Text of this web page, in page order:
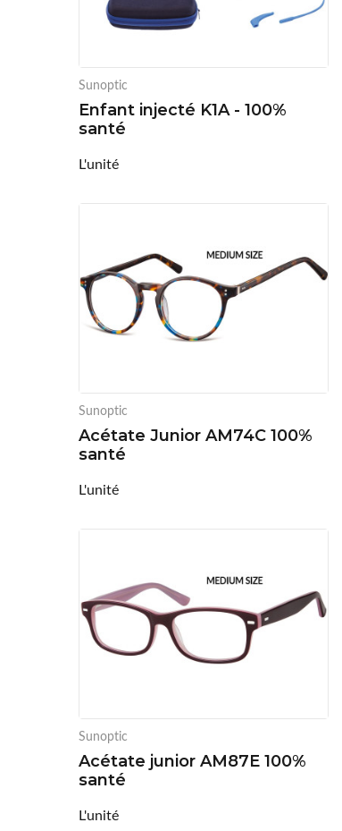
Sunoptic
Enfant injecté K1A - 100%
santé
L'unité
Sunoptic
Acétate Junior AM74C 100%
santé
L'unité
Sunoptic
Acétate junior AM87E 100%
santé
L'unité